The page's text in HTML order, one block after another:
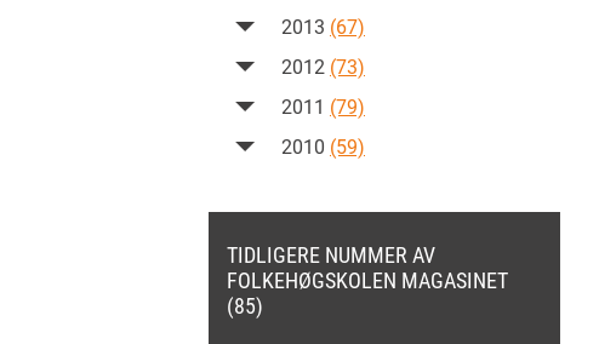
2013 (67)
2012 (73)
2011 (79)
2010 (59)
TIDLIGERE NUMMER AV
FOLKEHØGSKOLEN MAGASINET
(85)